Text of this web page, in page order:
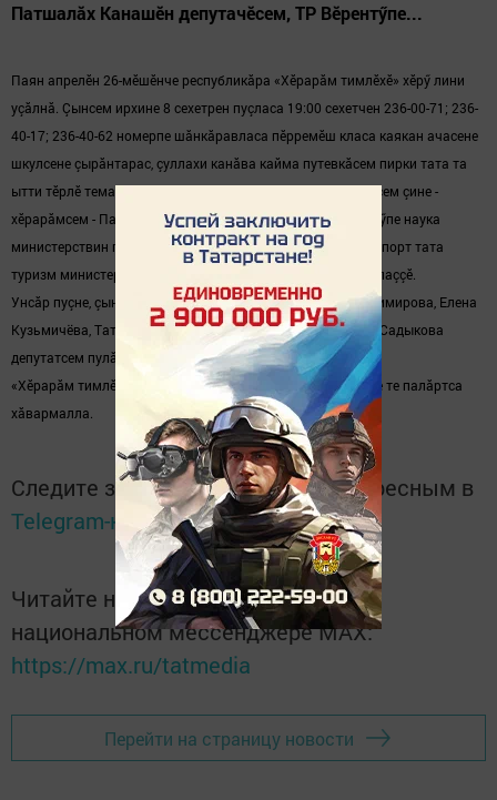
Патшалăх Канашӗн депутачӗсем, ТР Вӗрентӳпе...
Паян апрелӗн 26-мӗшӗнче республикăра «Хӗрарăм тимлӗхӗ» хӗрӳ лини
уçăлнă. Çынсем ирхине 8 сехетрен пуçласа 19:00 сехетчен 236-00-71; 236-
40-17; 236-40-62 номерпе шăнкăравласа пӗрремӗш класа каякан ачасене
шкулсене çырăнтарас, çуллахи канăва кайма путевкăсем пирки тата та
ытти тӗрлӗ тематикăллă ыйтусем пама пултараççӗ. Ыйтусем çине -
хӗрарăмсем - Патшалăх Канашӗн депутачӗсем, ТР Вӗрентӳпе наука
министерствин представителӗсем, ТР Çамрăксен ӗçӗсен, спорт тата
туризм министерствинче ӗçлекенсем тата ыттисем хуравлаççӗ.
Унсăр пуçне, çынсен ыйтăвӗсене татса пама Ксения Владимирова, Елена
Кузьмичёва, Татьяна Воропаева, Роза Заббарова, Разия Садыкова
депутатсем пулăшӗç.
«Хӗрарăм тимлӗхӗ» хӗрӳ линие пӗрремӗш хут йӗркеленние те палăртса
хăвармалла.
Следите за самым важным и интересным в
Telegram-каналеТатмедиа
Читайте новости Татарстана в
национальном мессенджере MАХ:
https://max.ru/tatmedia
Перейти на страницу новости